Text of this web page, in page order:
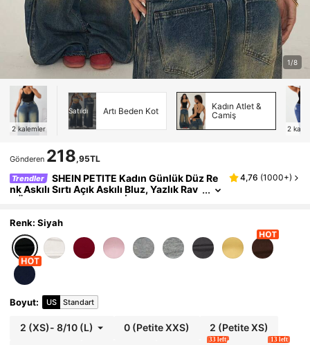
1/8
2 kalemler
Satıldı Artı Beden Kot
Kadın Atlet &
Camiş
2
Gönderen 218,95TL
Trendler
SHEIN PETITE Kadın Günlük Düz Re
nk Askılı Sırtı Açık Askılı Bluz, Yazlık Rav
e Üstü, Minyon Kadınlar İçin
4,76 (1000+)
Renk: Siyah
Boyut: US Standart
2 (XS)- 8/10 (L) 0 (Petite XXS) 2 (Petite XS)
33 left 13 left